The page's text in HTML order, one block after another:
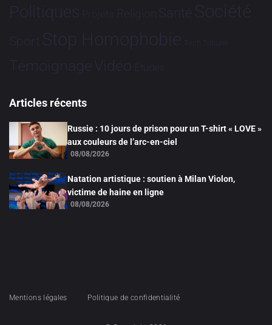
Politiques Projets Religion Santé Société
Sport Stop Homophobie Tech Tribune
TémoignageVidéo Études
Articles récents
Russie : 10 jours de prison pour un T-shirt « LOVE »
aux couleurs de l’arc-en-ciel
08/08/2026
Natation artistique : soutien à Milan Violon,
victime de haine en ligne
08/08/2026
Mentions légales Politique de confidentialité